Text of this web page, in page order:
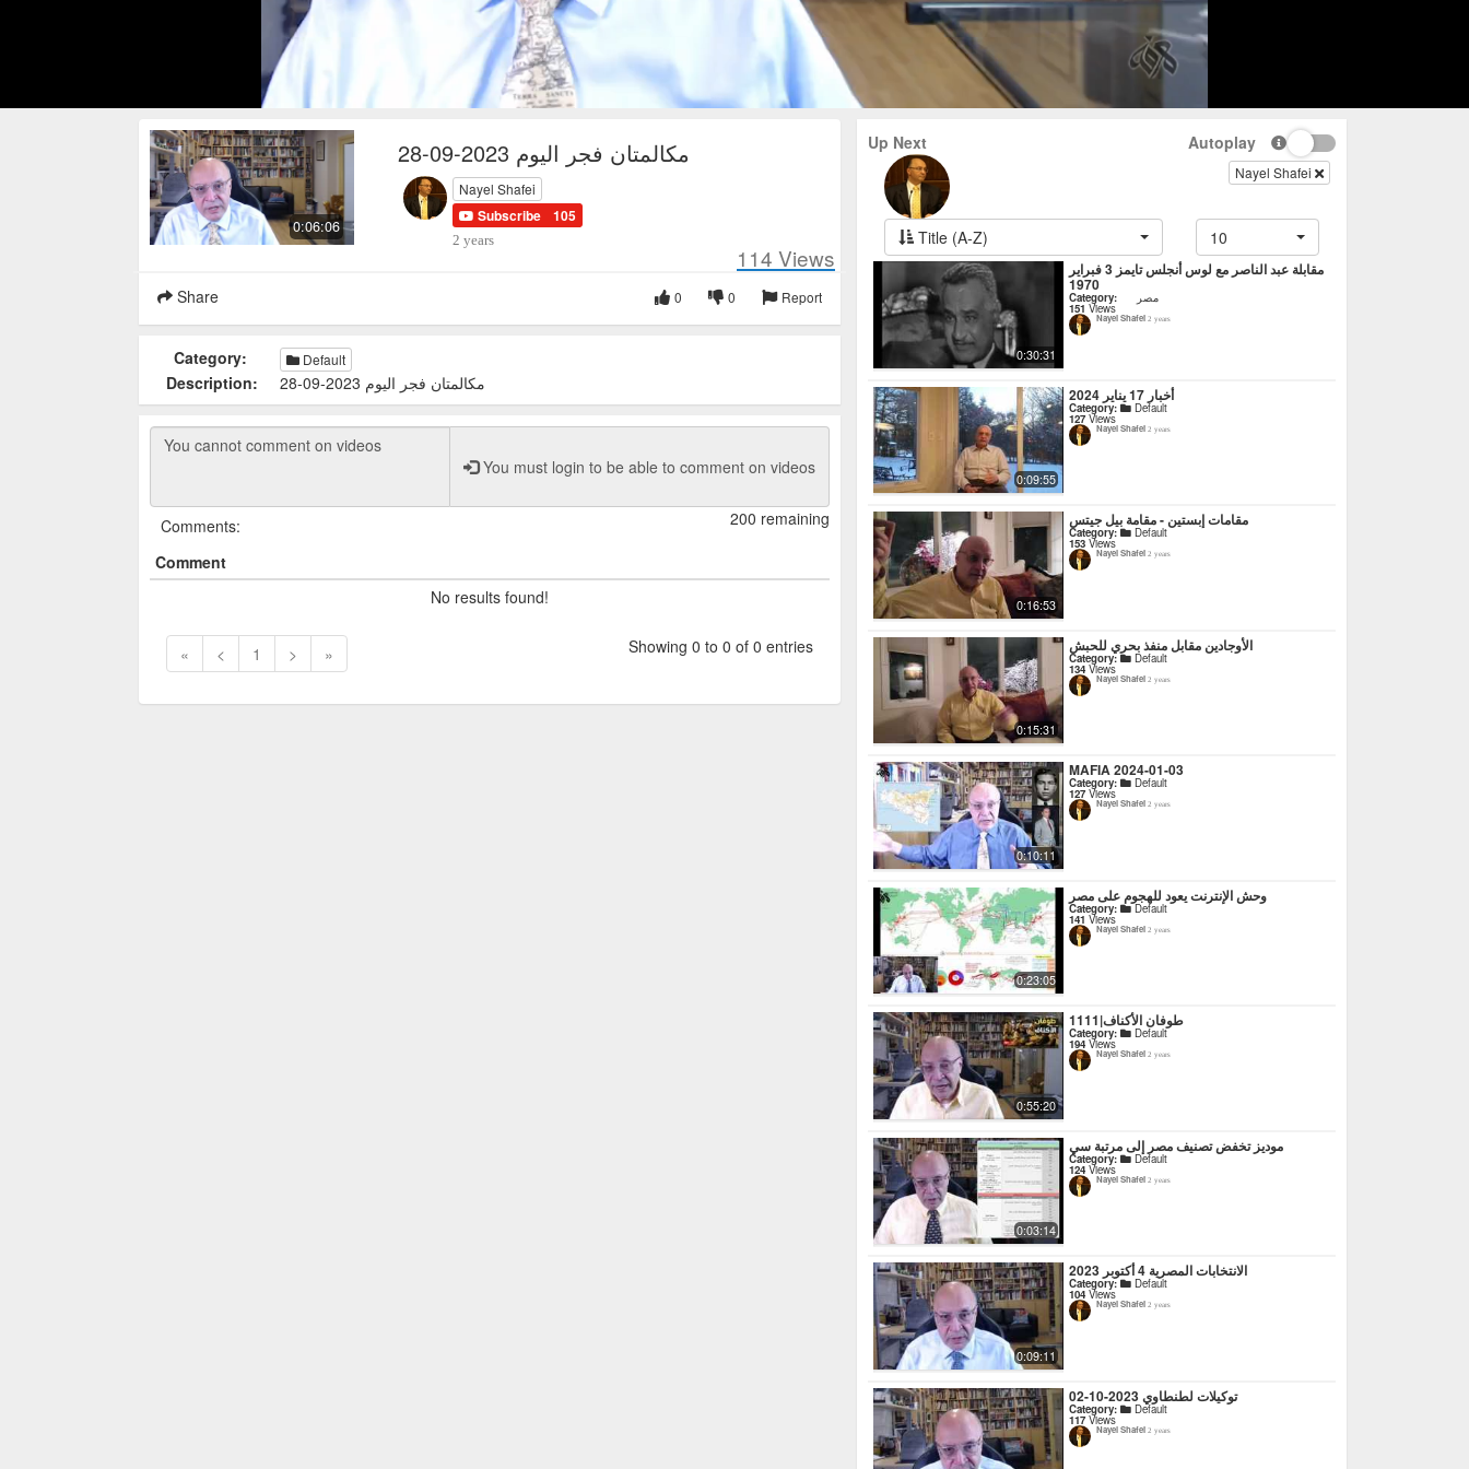
0:06:06
مكالمتان فجر اليوم 2023-09-28
Nayel Shafei
Subscribe 105
2 years
114 Views
Share Report
0
0
Category: Default
Description: مكالمتان فجر اليوم 2023-09-28
You must login to be able to comment on videos
200 remaining
Comments:
Comment
No results found!
« < 1 > » Showing 0 to 0 of 0 entries
Up Next Autoplay
Nayel Shafei
Title (A-Z) 10
0:30:31
مقابلة عبد الناصر مع لوس أنجلس تايمز 3 فبراير
1970
Category: مصر
151 Views
Nayel Shafei 2 years
0:09:55
أخبار 17 يناير 2024
Category: Default
127Views
Nayel Shafei 2 years
0:16:53
مقامات إبستين - مقامة بيل جيتس
Category: Default
153 Views
Nayel Shafei 2 years
0:15:31
الأوجادين مقابل منفذ بحري للحبش
Category: Default
134 Views
Nayel Shafei 2 years
0:10:11
MAFIA 2024-01-03
Category: Default
127Views
Nayel Shafei 2 years
0:23:05
وحش الإنترنت يعود للهجوم على مصر
Category: Default
141 Views
Nayel Shafei 2 years
0:55:20
1111|طوفان الأكناف
Category: Default
194 Views
Nayel Shafei 2 years
0:03:14
موديز تخفض تصنيف مصر إلى مرتبة سي
Category: Default
124 Views
Nayel Shafei 2 years
0:09:11
الانتخابات المصرية 4 أكتوبر 2023
Category: Default
104 Views
Nayel Shafei 2 years
توكيلات لطنطاوي 2023-10-02
Category: Default
117Views
Nayel Shafei 2 years